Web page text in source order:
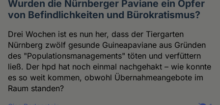
Wurden die Nürnberger Paviane ein Opfer
von Befindlichkeiten und Bürokratismus?
Drei Wochen ist es nun her, dass der Tiergarten
Nürnberg zwölf gesunde Guineapaviane aus Gründen
des "Populationsmanagements" töten und verfüttern
ließ. Der hpd hat noch einmal nachgehakt – wie konnte
es so weit kommen, obwohl Übernahmeangebote im
Raum standen?